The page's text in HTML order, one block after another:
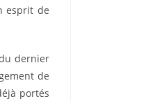
esprit de
dernier
de
portés